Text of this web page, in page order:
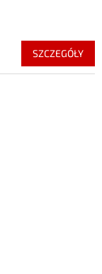
SZCZEGÓŁY